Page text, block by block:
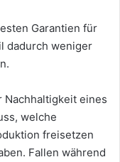
Garantien für
dadurch weniger
Nachhaltigkeit eines
welche
freisetzen
Fallen während